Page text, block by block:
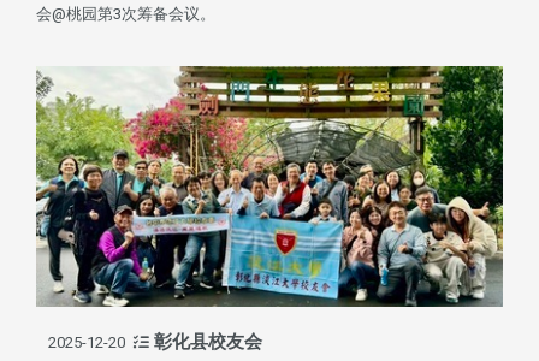
会@桃园第3次筹备会议。
2025-12-20 彰化县校友会